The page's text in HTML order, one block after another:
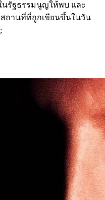
นรัฐธรรมนูญให้พบ และ
สถานที่ที่ถูกเขียนขึ้นในวัน